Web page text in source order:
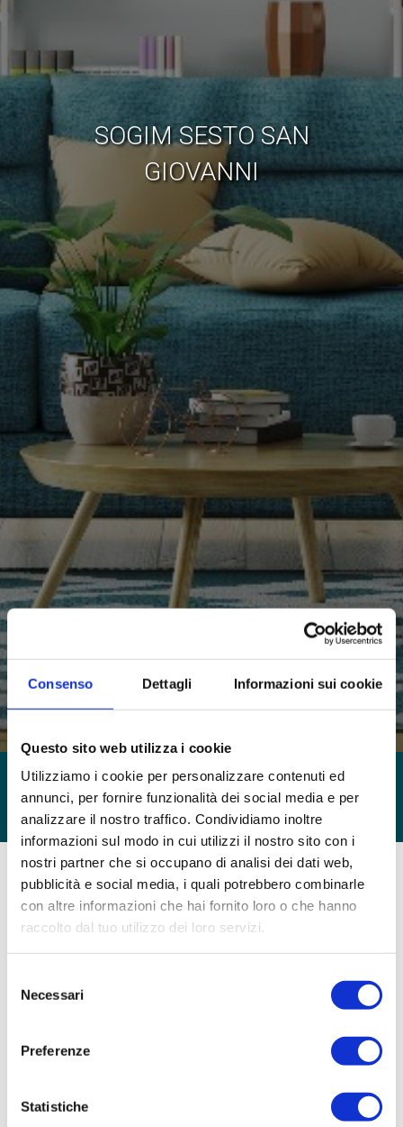
Consenso Dettagli Informazioni sui cookie
Questo sito web utilizza i cookie
Utilizziamo i cookie per personalizzare contenuti ed
annunci, per fornire funzionalità dei social media e per
analizzare il nostro traffico. Condividiamo inoltre
informazioni sul modo in cui utilizzi il nostro sito con i
nostri partner che si occupano di analisi dei dati web,
pubblicità e social media, i quali potrebbero combinarle
con altre informazioni che hai fornito loro o che hanno
raccolto dal tuo utilizzo dei loro servizi.
delNecessari
Preferenze
Statistiche
SOGIM SESTO SAN
GIOVANNI
SOGIM Sesto San Giovanni